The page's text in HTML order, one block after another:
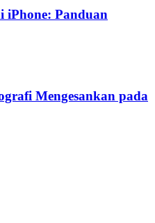
iPhone: Panduan
Mengesankan pada